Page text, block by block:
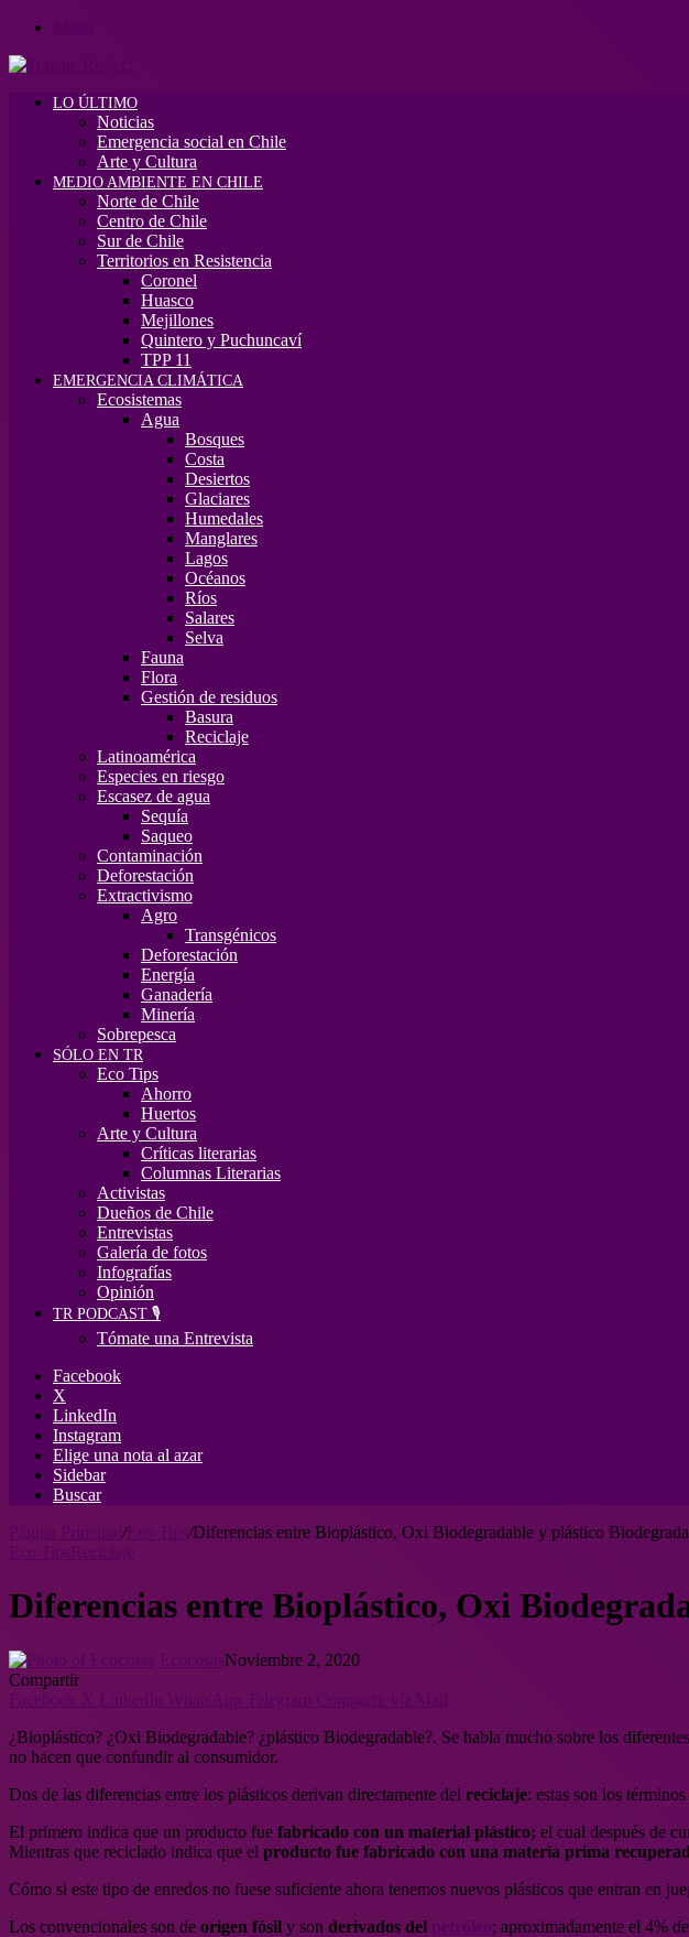
LO ÚLTIMO
Noticias
Emergencia social en Chile
Arte y Cultura
MEDIO AMBIENTE EN CHILE
Norte de Chile
Centro de Chile
Sur de Chile
Territorios en Resistencia
Coronel
Huasco
Mejillones
Quintero y Puchuncaví
TPP 11
EMERGENCIA CLIMÁTICA
Ecosistemas
Agua
Bosques
Costa
Desiertos
Glaciares
Humedales
Manglares
Lagos
Océanos
Ríos
Salares
Selva
Fauna
Flora
Gestión de residuos
Basura
Reciclaje
Latinoamérica
Especies en riesgo
Escasez de agua
Sequía
Saqueo
Contaminación
Deforestación
Extractivismo
Agro
Transgénicos
Deforestación
Energía
Ganadería
Minería
Sobrepesca
SÓLO EN TR
Eco Tips
Ahorro
Huertos
Arte y Cultura
Críticas literarias
Columnas Literarias
Activistas
Dueños de Chile
Entrevistas
Galería de fotos
Infografías
Opinión
TR PODCAST 🎙️
Tómate una Entrevista
Facebook
X
LinkedIn
Instagram
Elige una nota al azar
Sidebar
Buscar
/Eco Tips /Diferencias entre Bioplástico, Oxi Biodegradable y plástico
Diferencias entre Bioplástico, Oxi
Noviembre 2, 2020
Compartir
¿Bioplástico? ¿Oxi Biodegradable? ¿plástico Biodegradable?. Se habla mucho sobre los diferentes
no hacen que confundir al consumidor.
Dos de las diferencias entre los plásticos derivan directamente del reciclaje: estas son los términos
El primero indica que un producto fue fabricado con un material plástico; el cual después de
Mientras que reciclado indica que el producto fue fabricado con una materia prima
Cómo si este tipo de enredos no fuese suficiente ahora tenemos nuevos plásticos que entran en
Los convencionales son de origen fósil y son derivados del
; aproximadamente el 4%